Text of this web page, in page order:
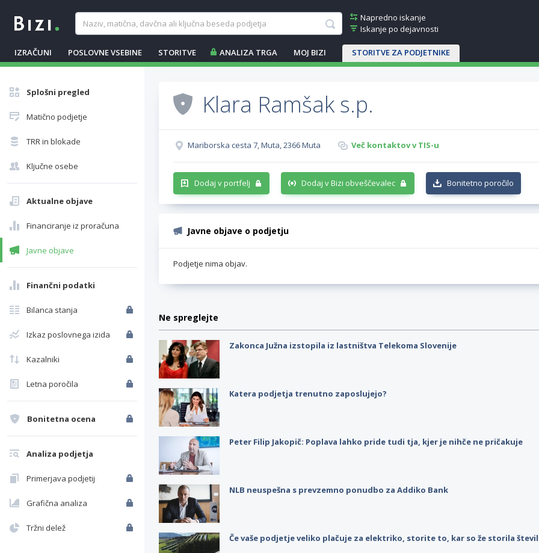
Napredno iskanje
Iskanje po dejavnosti
IZRAČUNI POSLOVNE VSEBINE STORITVE ANALIZA TRGA MOJ BIZI STORITVE ZA PODJETNIKE
Splošni pregled
Matično podjetje
TRR in blokade
Ključne osebe
Aktualne objave
Financiranje iz proračuna
Javne objave
Finančni podatki
Bilanca stanja
Izkaz poslovnega izida
Kazalniki
Letna poročila
Bonitetna ocena
Analiza podjetja
Primerjava podjetij
Grafična analiza
Tržni delež
Klara Ramšak s.p.
Mariborska cesta 7, Muta, 2366 Muta Več kontaktov v TIS-u
Dodaj v portfelj Dodaj v Bizi obveščevalec Bonitetno poročilo
Javne objave o podjetju
Podjetje nima objav.
Ne spreglejte
Zakonca Južna izstopila iz lastništva Telekoma Slovenije
Katera podjetja trenutno zaposlujejo?
Peter Filip Jakopič: Poplava lahko pride tudi tja, kjer je nihče ne pričakuje
NLB neuspešna s prevzemno ponudbo za Addiko Bank
Če vaše podjetje veliko plačuje za elektriko, storite to, kar so že storila